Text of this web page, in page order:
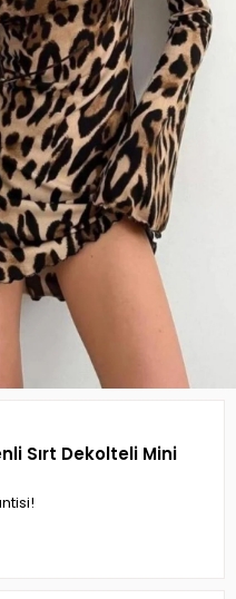
Sırt Dekolteli Mini